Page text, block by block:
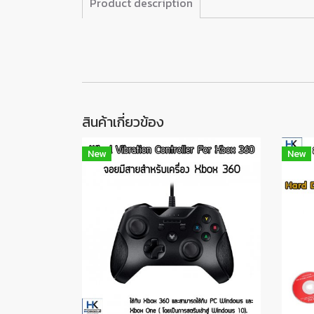
สินค้าเกี่ยวข้อง
New New